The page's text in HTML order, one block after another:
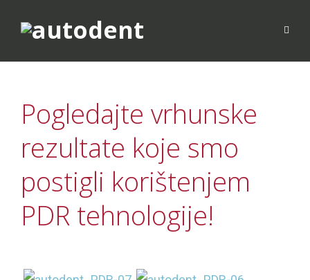
Pogledajte vrhunske
rezultate koje smo
postigli korištenjem
PDR tehnologije!